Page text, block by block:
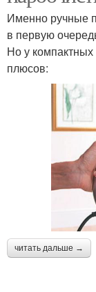
Именно ручные
в первую
Но у
плюсов:
читать дальше →